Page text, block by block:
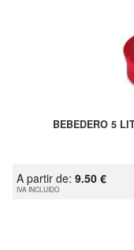
BEBEDERO 5
A partir de: 9.50 €
IVA INCLUIDO